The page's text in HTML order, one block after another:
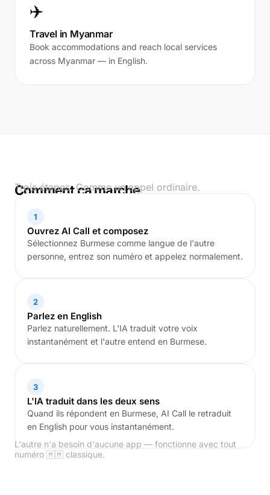
✈️
Travel in Myanmar
Book accommodations and reach local services
across Myanmar — in English.
Comment ça marche
Trois étapes. Comme un appel ordinaire.
1
Ouvrez AI Call et composez
Sélectionnez Burmese comme langue de l'autre
personne, entrez son numéro et appelez normalement.
2
Parlez en English
Parlez naturellement. L'IA traduit votre voix
instantanément et l'autre entend en Burmese.
3
L'IA traduit dans les deux sens
Quand ils répondent en Burmese, AI Call le retraduit
en English pour vous instantanément.
L'autre n'a besoin d'aucune app — fonctionne avec tout
numéro 🇲🇲 classique.